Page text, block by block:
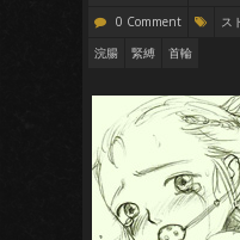
0 Comment
ス
浣腸
緊縛 首輪